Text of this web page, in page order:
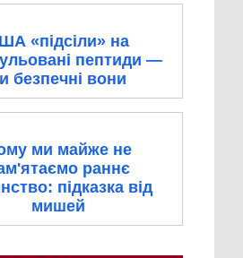
«підсіли» на
пептиди —
безпечні вони
ми майже не
раннє
підказка від
мишей